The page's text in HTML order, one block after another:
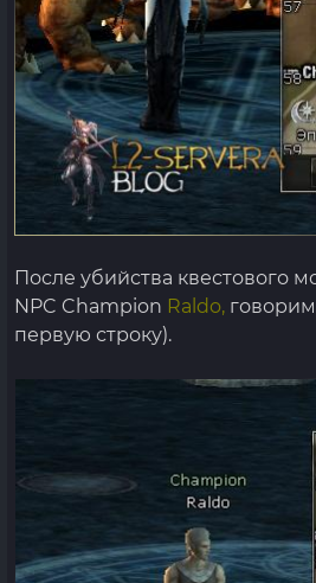
После убийства квестового
NPC Champion Raldo,
первую строку).